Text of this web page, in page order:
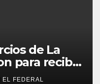
de La
para recibir
FEDERAL